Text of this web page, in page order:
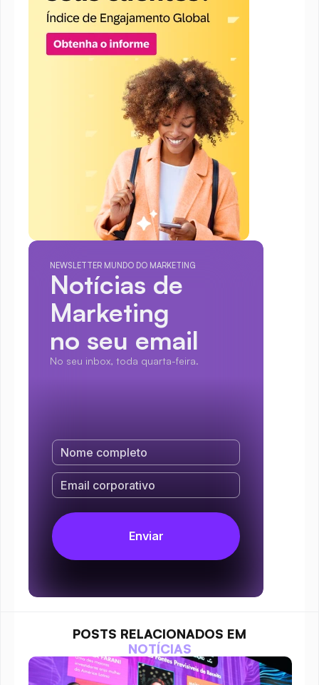
NEWSLETTER MUNDO DO MARKETING
Notícias de
Marketing
no seu email
No seu inbox, toda quarta-feira.
POSTS RELACIONADOS EM
NOTÍCIAS